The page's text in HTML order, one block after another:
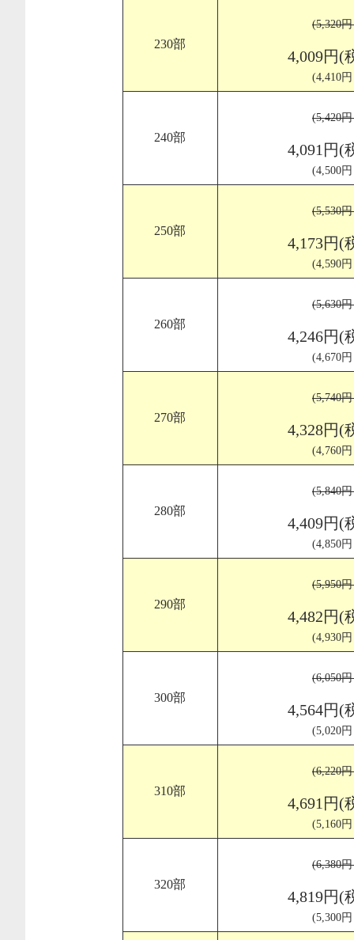
230部
(5,320
4,009円(
(4,410
240部
(5,420
4,091円(
(4,500
250部
(5,530
4,173円(
(4,590
260部
(5,630
4,246円(
(4,670
270部
(5,740
4,328円(
(4,760
280部
(5,840
4,409円(
(4,850
290部
(5,950
4,482円(
(4,930
300部
(6,050
4,564円(
(5,020
310部
(6,220
4,691円(
(5,160
320部
(6,380
4,819円(
(5,300